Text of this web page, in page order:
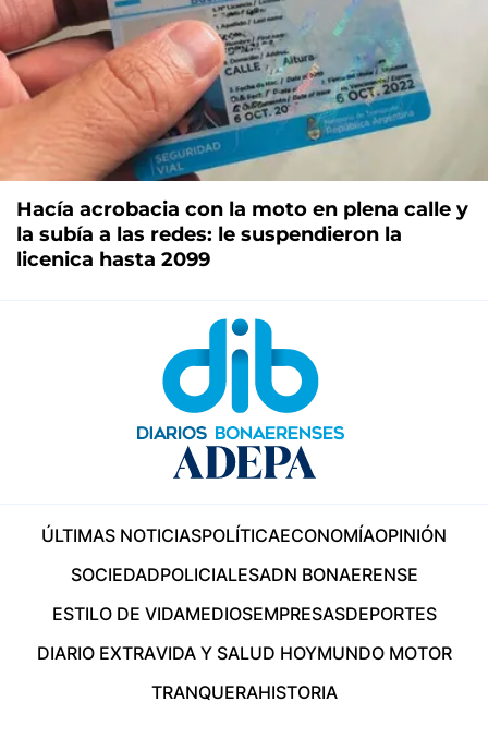
Hacía acrobacia con la moto en plena calle y
la subía a las redes: le suspendieron la
licenica hasta 2099
ÚLTIMAS NOTICIASPOLÍTICAECONOMÍAOPINIÓN
SOCIEDADPOLICIALESADN BONAERENSE
ESTILO DE VIDAMEDIOSEMPRESASDEPORTES
DIARIO EXTRAVIDA Y SALUD HOYMUNDO MOTOR
TRANQUERAHISTORIA